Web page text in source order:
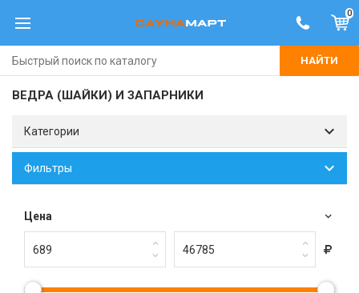
0
НАЙТИ
ВЕДРА (ШАЙКИ) И ЗАПАРНИКИ
Категории
Фильтры
Цена